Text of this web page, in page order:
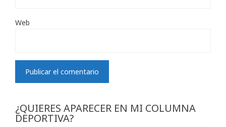
Web
¿QUIERES APARECER EN MI COLUMNA
DEPORTIVA?